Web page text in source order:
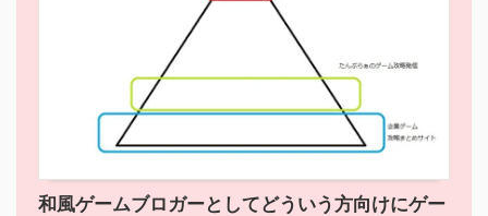
和風ゲームブロガーとしてどういう方向けにゲー